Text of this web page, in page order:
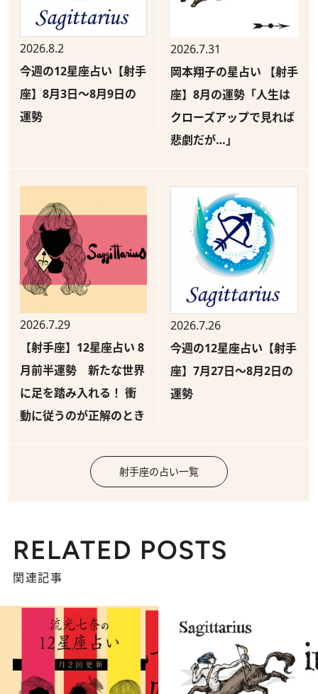
2026.8.2
今週の12星座占い【射手
座】8月3日～8月9日の
運勢
2026.7.31
岡本翔子の星占い 【射手
座】8月の運勢「人生は
クローズアップで見れば
悲劇だが…」
2026.7.29
【射手座】12星座占い 8
月前半運勢 新たな世界
に足を踏み入れる！ 衝
動に従うのが正解のとき
2026.7.26
今週の12星座占い【射手
座】7月27日～8月2日の
運勢
射手座の占い一覧
RELATED POSTS
関連記事